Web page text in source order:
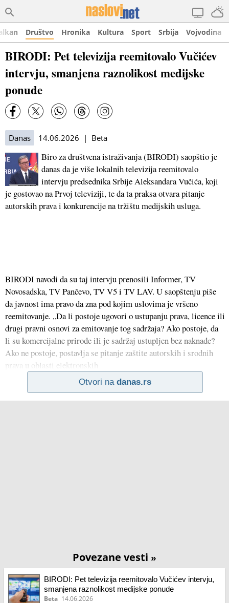
Društvo Hronika Kultura Sport Srbija Vojvodina
BIRODI: Pet televizija reemitovalo Vučićev
intervju, smanjena raznolikost medijske
ponude
Danas 14.06.2026 | Beta
Biro za društvena istraživanja (BIRODI) saopštio je
danas da je više lokalnih televizija reemitovalo
intervju predsednika Srbije Aleksandara Vučića, koji
je gostovao na Prvoj televiziji, te da ta praksa otvara pitanje
autorskih prava i konkurencije na tržištu medijskih usluga.
BIRODI navodi da su taj intervju prenosili Informer, TV
Novosadska, TV Pančevo, TV V5 i TV LAV. U saopštenju piše
da javnost ima pravo da zna pod kojim uslovima je vršeno
reemitovanje. „Da li postoje ugovori o ustupanju prava, licence ili
drugi pravni osnovi za emitovanje tog sadržaja? Ako postoje, da
li su komercijalne prirode ili je sadržaj ustupljen bez naknade?
Ako ne postoje, postavlja se pitanje zaštite autorskih i srodnih
prava u oblasti elektronskih
Otvori na danas.rs
Povezane vesti »
BIRODI: Pet televizija reemitovalo Vučićev intervju,
smanjena raznolikost medijske ponude
Beta 14.06.2026